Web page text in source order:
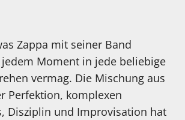
Zappa mit seiner Band
Moment in jede beliebige
vermag. Die Mischung aus
Perfektion, komplexen
Disziplin und Improvisation hat